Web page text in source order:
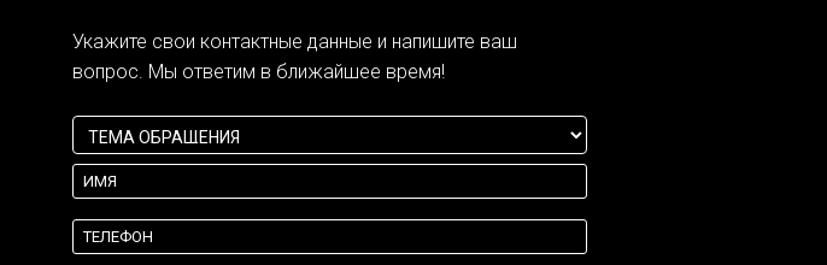
Укажите свои контактные данные и напишите ваш
вопрос. Мы ответим в ближайшее время!